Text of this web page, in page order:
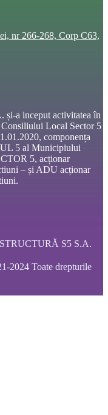
nr 266-268, Corp C63,
a inceput activitatea în
Local Sector 5
componența
5 al Municipiului
5, acționar
– și ADU acționar
S5 S.A.
2024 Toate drepturile